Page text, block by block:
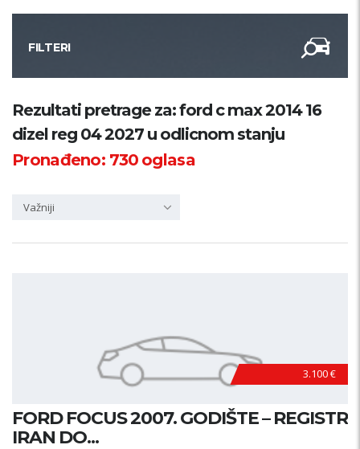
FILTERI
Kategorija
Županija
Rezultati pretrage za: ford c max 2014 16
dizel reg 04 2027 u odlicnom stanju
Pronađeno: 730oglasa
Važniji
3.100 €
FORD FOCUS 2007. GODIŠTE – REGISTR
IRAN DO...